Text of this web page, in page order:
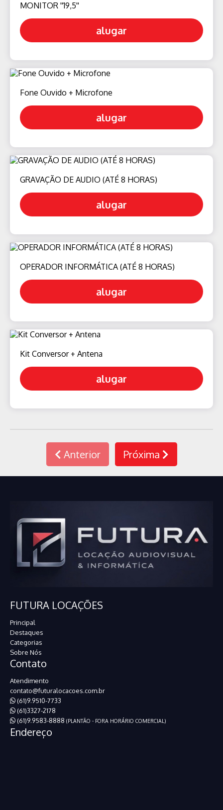
MONITOR ''19,5''
alugar
Fone Ouvido + Microfone
alugar
GRAVAÇÃO DE AUDIO (ATÉ 8 HORAS)
alugar
OPERADOR INFORMÁTICA (ATÉ 8 HORAS)
alugar
Kit Conversor + Antena
alugar
Anterior Próxima
FUTURA LOCAÇÕES
Principal
Destaques
Categorias
Sobre Nós
Contato
Atendimento
contato@futuralocacoes.com.br
(61)9.9510-7733
(61)3327-2178
(61)9.9583-8888 (PLANTÃO - FORA HORÁRIO COMERCIAL)
Endereço